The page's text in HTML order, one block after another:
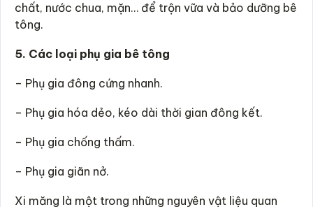
chất, nước chua, mặn… để trộn vữa và bảo dưỡng bê
tông.
5. Các loại phụ gia bê tông
– Phụ gia đông cứng nhanh.
– Phụ gia hóa dẻo, kéo dài thời gian đông kết.
– Phụ gia chống thấm.
– Phụ gia giãn nở.
Xi măng là một trong những nguyên vật liệu quan